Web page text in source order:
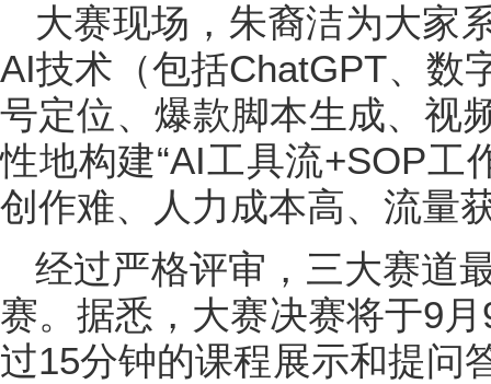
大赛现场，朱裔洁为大家
AI技术（包括ChatGPT、数
号定位、爆款脚本生成、视
性地构建“AI工具流+SOP工
创作难、人力成本高、流量
经过严格评审，三大赛道
赛。据悉，大赛决赛将于9
过15分钟的课程展示和提问